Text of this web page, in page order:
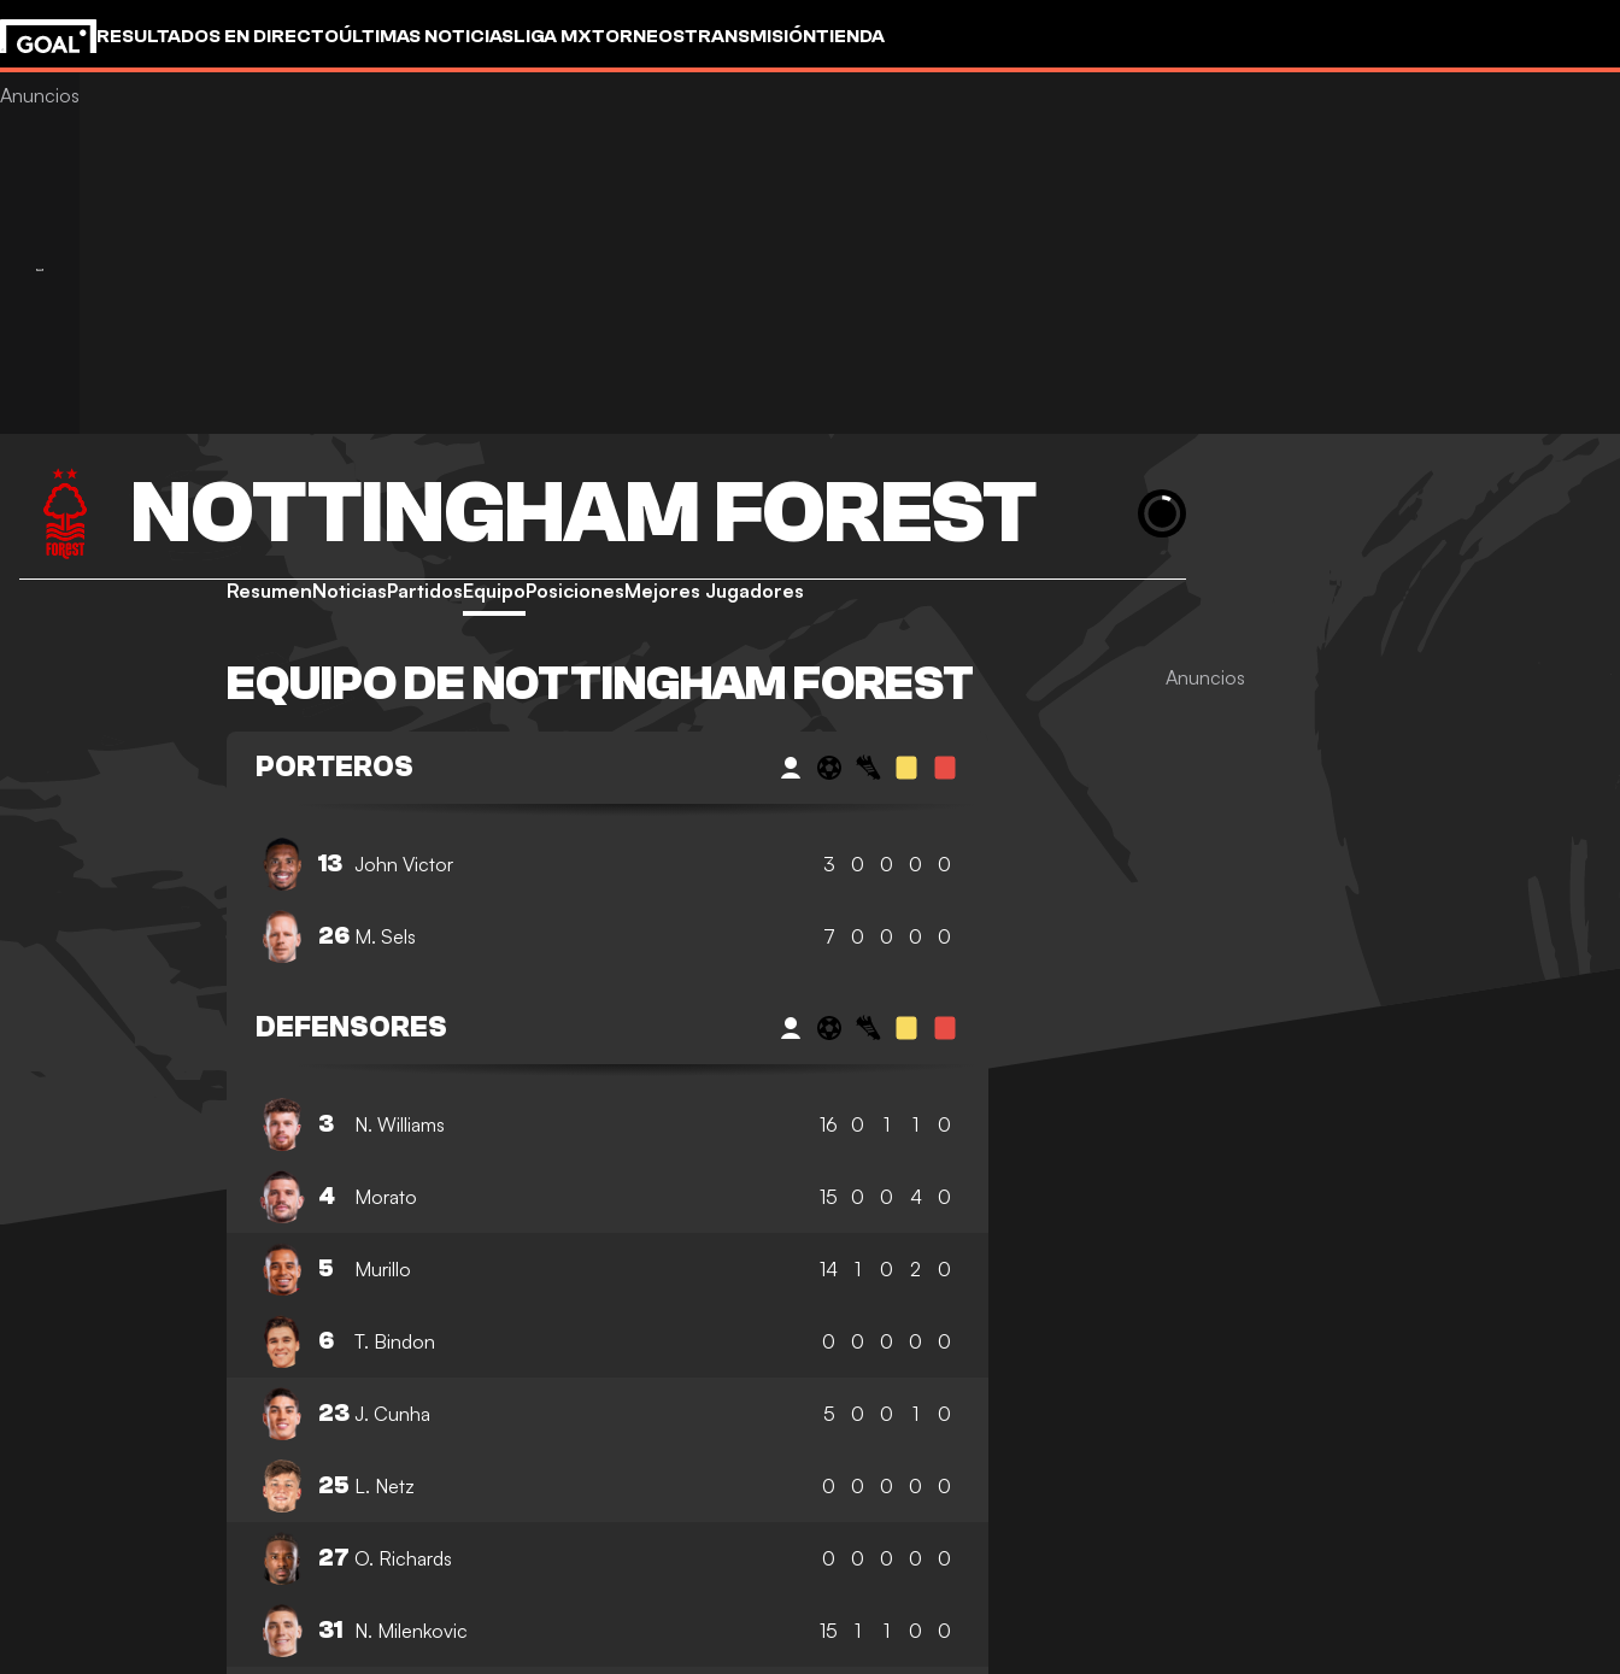
RESULTADOS EN DIRECTOÚLTIMAS NOTICIASLIGA MXTORNEOSTRANSMISIÓNTIENDA
NOTTINGHAM FOREST
ResumenNoticiasPartidosEquipoPosicionesMejores Jugadores
EQUIPO DE NOTTINGHAM FOREST
PORTEROS
13 John Victor 3 0 0 0 0
26 M. Sels 7 0 0 0 0
DEFENSORES
3 N. Williams 16 0 1 1 0
4 Morato 15 0 0 4 0
5 Murillo 14 1 0 2 0
6 T. Bindon 0 0 0 0 0
23 J. Cunha 5 0 0 1 0
25 L. Netz 0 0 0 0 0
27 O. Richards 0 0 0 0 0
31 N. Milenkovic 15 1 1 0 0